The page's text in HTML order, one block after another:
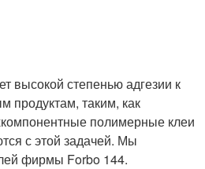
высокой степенью адгезии к
таким, как
полимерные клеи
с этой задачей. Мы
фирмы Forbo 144.